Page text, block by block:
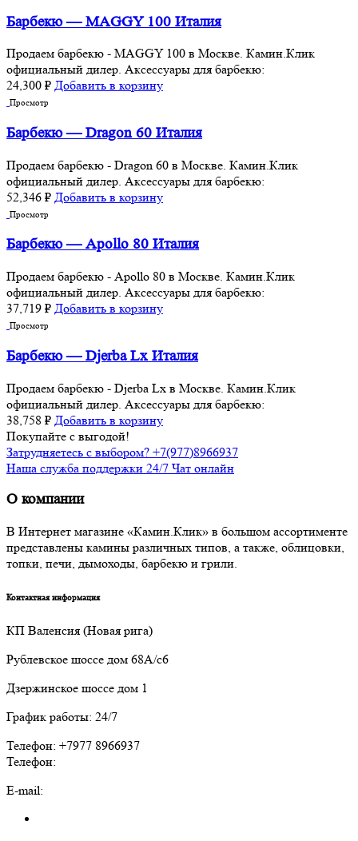
Барбекю — MAGGY 100 Италия
Продаем барбекю - MAGGY 100 в Москве. Камин.Клик
официальный дилер. Аксессуары для барбекю:
24,300 ₽ Добавить в корзину
Просмотр
Барбекю — Dragon 60 Италия
Продаем барбекю - Dragon 60 в Москве. Камин.Клик
официальный дилер. Аксессуары для барбекю:
52,346 ₽ Добавить в корзину
Просмотр
Барбекю — Apollo 80 Италия
Продаем барбекю - Apollo 80 в Москве. Камин.Клик
официальный дилер. Аксессуары для барбекю:
37,719 ₽ Добавить в корзину
Просмотр
Барбекю — Djerba Lx Италия
Продаем барбекю - Djerba Lx в Москве. Камин.Клик
официальный дилер. Аксессуары для барбекю:
38,758 ₽ Добавить в корзину
Покупайте с выгодой!
Затрудняетесь с выбором? +7(977)8966937
Наша служба поддержки 24/7 Чат онлайн
О компании
В Интернет магазине «Камин.Клик» в большом ассортименте
представлены камины различных типов, а также, облицовки,
топки, печи, дымоходы, барбекю и грили.
Контактная информация
КП Валенсия (Новая рига)
Рублевское шоссе дом 68А/с6
Дзержинское шоссе дом 1
График работы: 24/7
Телефон: +7977 8966937
Телефон:
E-mail: